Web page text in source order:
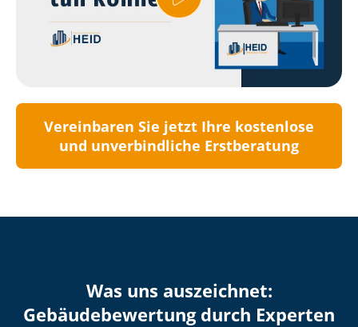
Vereinbaren Sie jetzt Ihre kostenlose
und unverbindliche Erstberatung
Was uns auszeichnet:
Ge­bäu­de­be­wer­tung durch Experten